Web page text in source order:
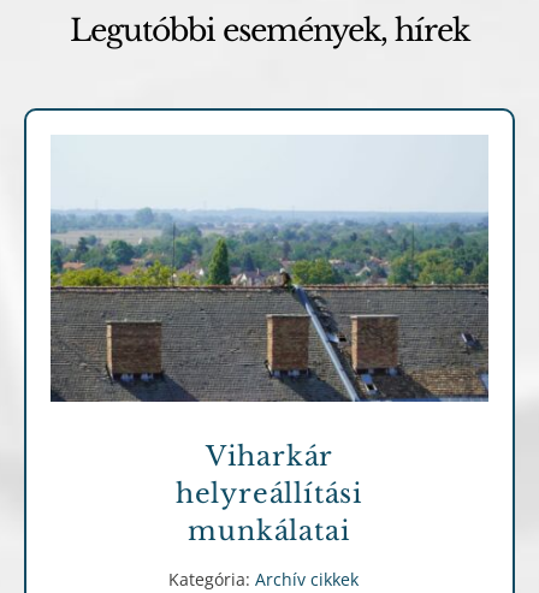
Legutóbbi események, hírek
Archív cikkek
Viharkár
helyreállítási
munkálatai
Kategória: Archív cikkek